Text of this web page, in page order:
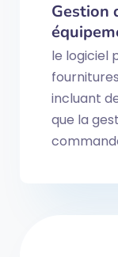
Gestion
le logiciel
incluant
que la